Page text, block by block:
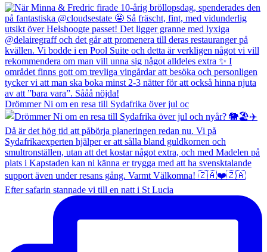
Drömmer Ni om en resa till Sydafrika över jul oc
Efter safarin stannade vi till en natt i St Lucia